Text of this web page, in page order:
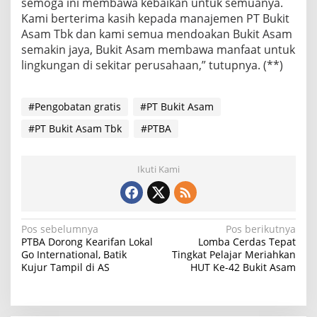
Kami berterima kasih kepada manajemen PT Bukit
Asam Tbk dan kami semua mendoakan Bukit Asam
semakin jaya, Bukit Asam membawa manfaat untuk
lingkungan di sekitar perusahaan,” tutupnya. (**)
#Pengobatan gratis
#PT Bukit Asam
#PT Bukit Asam Tbk
#PTBA
Ikuti Kami
N
a
v
g
Pos sebelumnya
PTBA Dorong Kearifan Lokal
Go International, Batik
Kujur Tampil di AS
Pos berikutnya
Lomba Cerdas Tepat
Tingkat Pelajar Meriahkan
HUT Ke-42 Bukit Asam